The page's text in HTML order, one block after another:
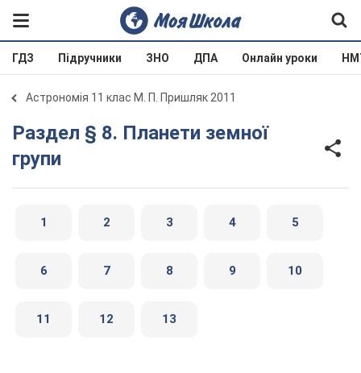
ГДЗ Підручники ЗНО ДПА Онлайн уроки
Астрономія 11 клас М. П. Пришляк 2011
Раздел § 8. Планети земної
групи
1 2 3 4 5
6 7 8 9 10
11 12 13